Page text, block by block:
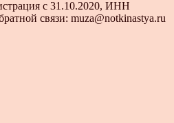
с 31.10.2020, ИНН
связи: muza@notkinastya.ru